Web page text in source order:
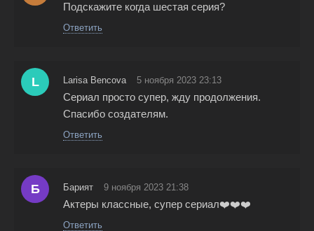
Подскажите когда шестая серия?
Ответить
L Larisa Bencova 5 ноября 2023 23:13
Сериал просто супер, жду продолжения.
Спасибо создателям.
Ответить
Б Барият 9 ноября 2023 21:38
Актеры классные, супер сериал❤️❤️❤️
Ответить